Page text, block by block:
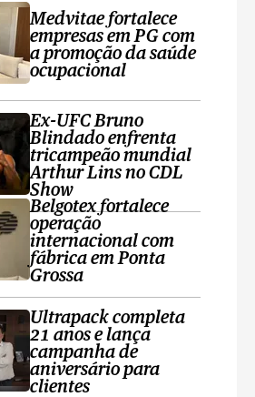
Medvitae fortalece
empresas em PG com
a promoção da saúde
ocupacional
Ex-UFC Bruno
Blindado enfrenta
tricampeão mundial
Arthur Lins no CDL
Show
Belgotex fortalece
operação
internacional com
fábrica em Ponta
Grossa
Ultrapack completa
21 anos e lança
campanha de
aniversário para
clientes